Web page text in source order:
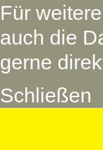
Für
auch die
gerne
Schließen